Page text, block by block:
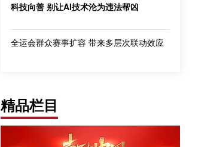
科技向善 别让AI技术沦为违法帮凶
全运会群众赛事扩容 带来多层次联动效应
精品栏目